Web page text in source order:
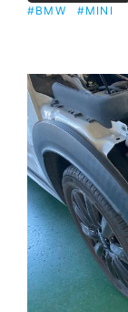
#BMW #MINI